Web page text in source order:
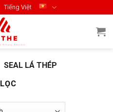
Tiếng Việt
SEAL LÁ THÉP
LỌC